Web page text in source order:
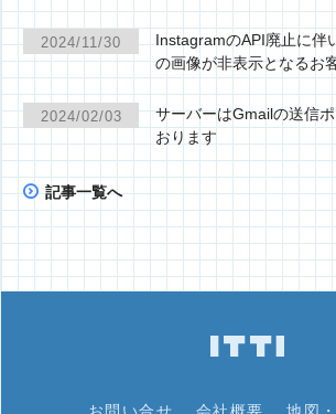
2024/11/30
InstagramのAPI廃止に伴
の画像が非表示となるお
2024/02/03
サーバーはGmailの送信
おります
記事一覧へ